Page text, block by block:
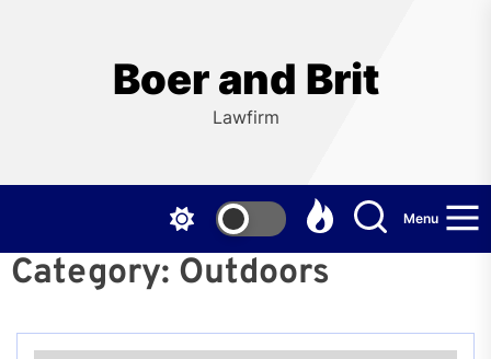
Boer and Brit
Lawfirm
Menu
Category: Outdoors